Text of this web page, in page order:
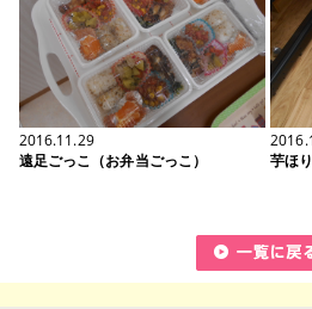
2016.11.29
遠足ごっこ（お弁当ごっこ） 芋ほ